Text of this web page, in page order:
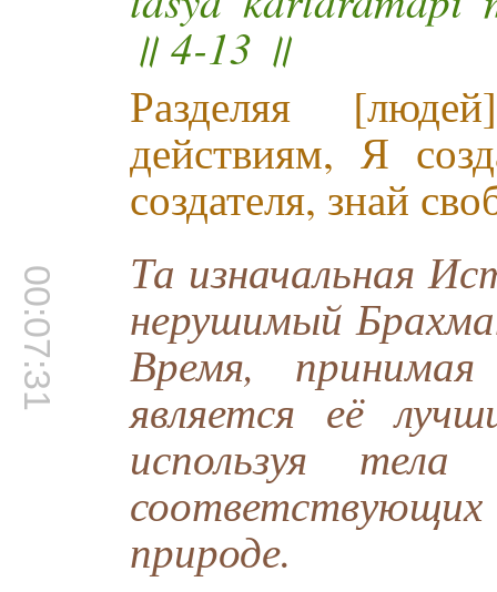
॥ 4-13 ॥
Разделяя
действиям, Я
создателя, знай
00:07:31 Та изначальная
нерушимый
Время,
является её
используя
природе.